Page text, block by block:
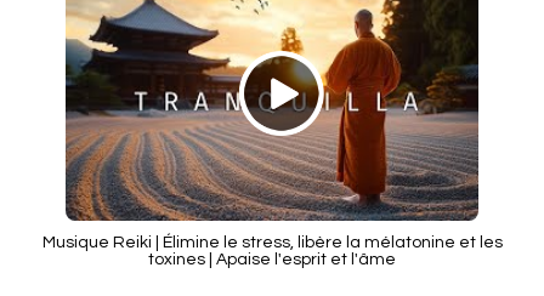
Musique Reiki | Élimine le stress, libère la mélatonine et les
toxines | Apaise l'esprit et l'âme